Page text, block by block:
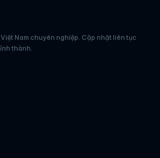
Nam chuyên nghiệp. Cập nhật liên tục
thành.